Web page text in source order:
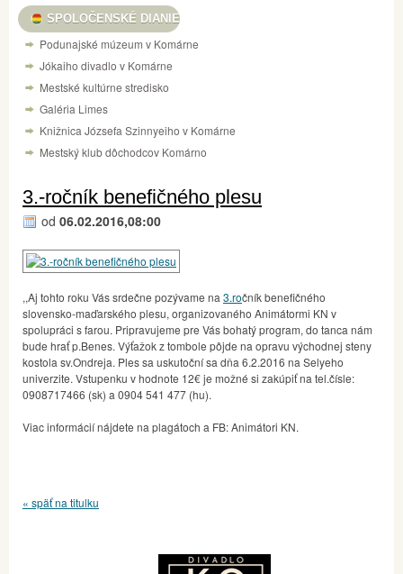
SPOLOČENSKÉ DIANIE
Podunajské múzeum v Komárne
Jókaiho divadlo v Komárne
Mestské kultúrne stredisko
Galéria Limes
Knižnica Józsefa Szinnyeiho v Komárne
Mestský klub dôchodcov Komárno
3.-ročník benefičného plesu
od 06.02.2016,08:00
,,Aj tohto roku Vás srdečne pozývame na 3.ročník benefičného
slovensko-maďarského plesu, organizovaného Animátormi KN v
spolupráci s farou. Pripravujeme pre Vás bohatý program, do tanca nám
bude hrať p.Benes. Výťažok z tombole pôjde na opravu východnej steny
kostola sv.Ondreja. Ples sa uskutoční sa dňa 6.2.2016 na Selyeho
univerzite. Vstupenku v hodnote 12€ je možné si zakúpiť na tel.čísle:
0908717466 (sk) a 0904 541 477 (hu).
Viac informácií nájdete na plagátoch a FB: Animátori KN.
« späť na titulku